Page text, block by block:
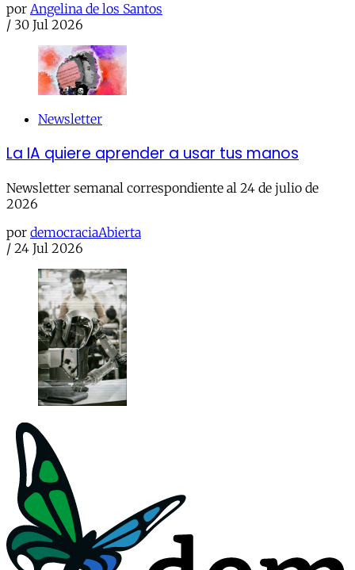
por Angelina de los Santos
/ 30 Jul 2026
Newsletter
La IA quiere aprender a usar tus manos
Newsletter semanal correspondiente al 24 de julio de
2026
por democraciaAbierta
/ 24 Jul 2026